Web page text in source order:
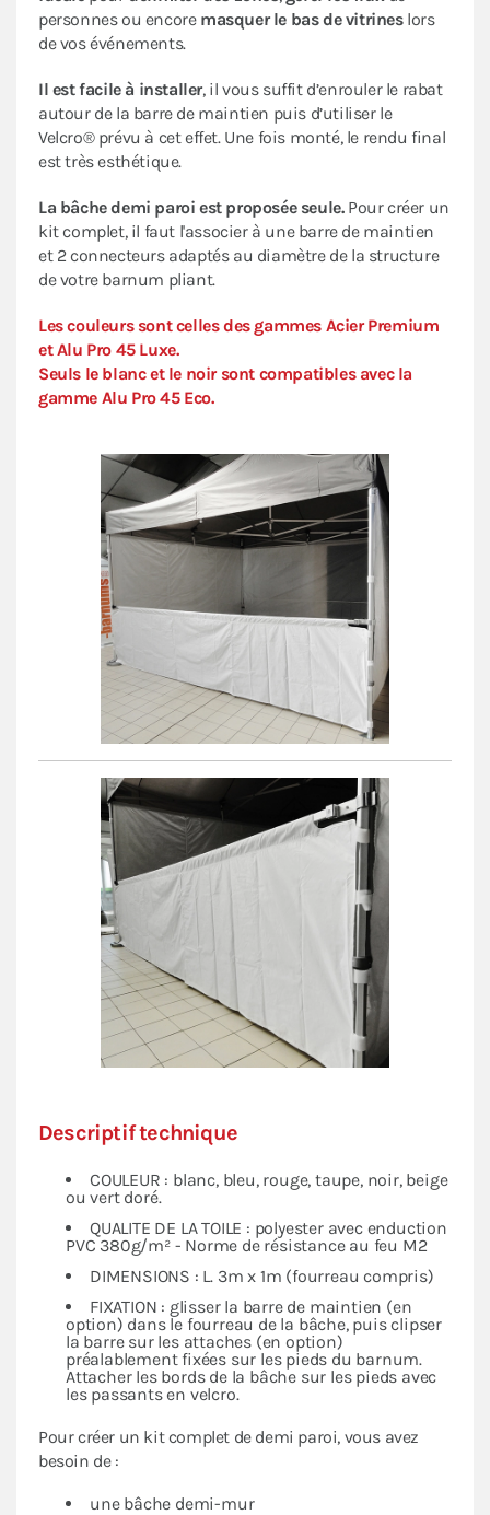
personnes ou encore masquer le bas de vitrineslors
de vos événements.
Il est facile à installer, il vous suffit d’enrouler le rabat
autour de la barre de maintien puis d’utiliser le
Velcro® prévu à cet effet. Une fois monté, le rendu final
est très esthétique.
La bâche demi paroi est proposée seule.Pour créer un
kit complet, il faut l'associer à une barre de maintien
et 2 connecteurs adaptés au diamètre de la structure
de votre barnum pliant.
Les couleurs sont celles des gammes Acier Premium
et Alu Pro 45 Luxe.
Seuls le blanc et le noir sont compatibles avec la
gamme Alu Pro 45 Eco.
Descriptif technique
COULEUR : blanc, bleu, rouge, taupe, noir, beige
ou vert doré.
QUALITE DE LA TOILE : polyester avec enduction
PVC 380g/m² - Norme de résistance au feu M2
DIMENSIONS : L. 3m x 1m (fourreau compris)
FIXATION : glisser la barre de maintien (en
option) dans le fourreau de la bâche, puis clipser
la barre sur les attaches (en option)
préalablement fixées sur les pieds du barnum.
Attacher les bords de la bâche sur les pieds avec
les passants en velcro.
Pour créer un kit complet de demi paroi, vous avez
besoin de :
une bâche demi-mur